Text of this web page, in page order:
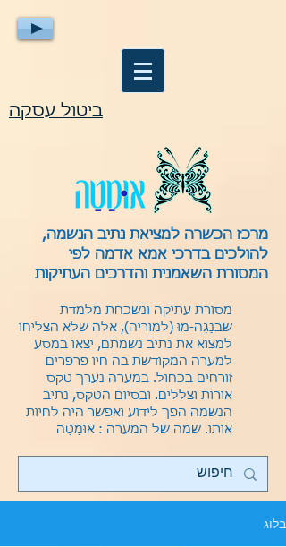
ביטול עסקה
מרכז הכשרה למציאת נתיב הנשמה,
להולכים בדרכי אמא אדמה לפי
המסורת השאמנית והדרכים העתיקות
מסורת עתיקה ונשכחת מלמדת
שבנַגַה-מוּ (למוריה), אלה שלא הצליחו
למצוא את נתיב נשמתם, יצאו במסע
למערה המקודשת בה חיו פרפרים
זורחים בכחול. במערה נערך טקס
אורות וצללים. ובסיום הטקס, נתיב
הנשמה הפך לידוע ואפשר היה לחיות
אותו. שמה של המערה : אוּמַטַה
בלוג